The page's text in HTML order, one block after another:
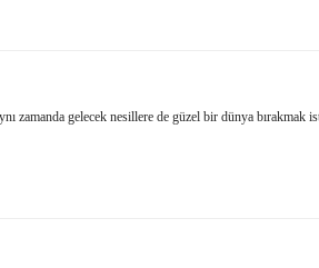
zamanda gelecek nesillere de güzel bir dünya